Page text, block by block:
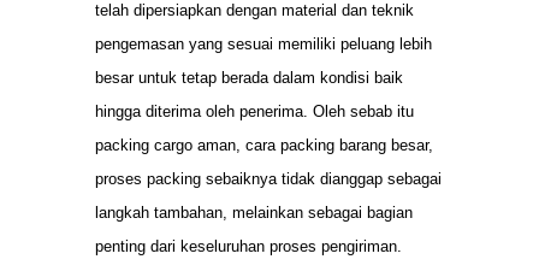
telah dipersiapkan dengan material dan teknik
pengemasan yang sesuai memiliki peluang lebih
besar untuk tetap berada dalam kondisi baik
hingga diterima oleh penerima. Oleh sebab itu
packing cargo aman, cara packing barang besar,
proses packing sebaiknya tidak dianggap sebagai
langkah tambahan, melainkan sebagai bagian
penting dari keseluruhan proses pengiriman.